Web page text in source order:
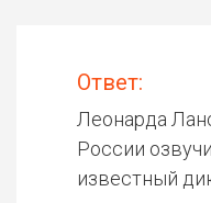
Ответ:
Леонарда
России
известный